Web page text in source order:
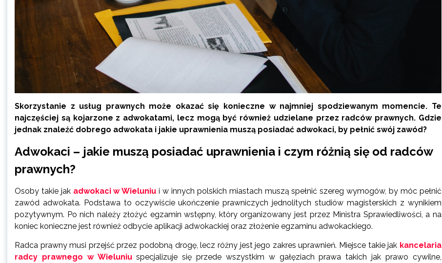
Skorzystanie z usług prawnych może okazać się konieczne w najmniej spodziewanym momencie. Te
najczęściej są kojarzone z adwokatami, lecz mogą być również udzielane przez radców prawnych. Gdzie
jednak znaleźć dobrego adwokata i jakie uprawnienia muszą posiadać adwokaci, by pełnić swój zawód?
Adwokaci – jakie muszą posiadać uprawnienia i czym różnią się od radców
prawnych?
Osoby takie jak adwokaci w Wieluniu i w innych polskich miastach muszą spełnić szereg wymogów, by móc pełnić
zawód adwokata. Podstawa to oczywiście ukończenie prawniczych jednolitych studiów magisterskich z wynikiem
pozytywnym. Po nich należy złożyć egzamin wstępny, który organizowany jest przez Ministra Sprawiedliwości, a na
koniec konieczne jest również odbycie aplikacji adwokackiej oraz złożenie egzaminu adwokackiego.
Radca prawny musi przejść przez podobną drogę, lecz różny jest jego zakres uprawnień. Miejsce takie jak kancelaria
radcy prawnego w Wieluniuspecjalizuje się przede wszystkim w gałęziach prawa takich jak prawo cywilne,